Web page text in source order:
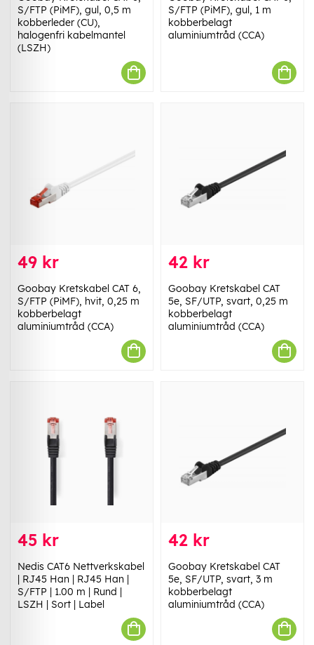
S/FTP (PiMF), gul, 0,5 m
kobberleder (CU),
halogenfri kabelmantel
(LSZH)
S/FTP (PiMF), gul, 1 m
kobberbelagt
aluminiumtråd (CCA)
49 kr
Goobay Kretskabel CAT 6,
S/FTP (PiMF), hvit, 0,25 m
kobberbelagt
aluminiumtråd (CCA)
42 kr
Goobay Kretskabel CAT
5e, SF/UTP, svart, 0,25 m
kobberbelagt
aluminiumtråd (CCA)
45 kr
Nedis CAT6 Nettverkskabel
| RJ45 Han | RJ45 Han |
S/FTP | 1.00 m | Rund |
LSZH | Sort | Label
42 kr
Goobay Kretskabel CAT
5e, SF/UTP, svart, 3 m
kobberbelagt
aluminiumtråd (CCA)